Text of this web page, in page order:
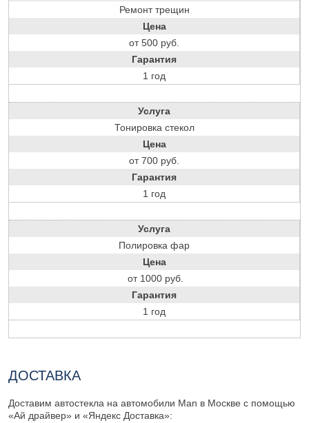
Ремонт трещин
Цена
от 500 руб.
Гарантия
1 год
Услуга
Тонировка стекол
Цена
от 700 руб.
Гарантия
1 год
Услуга
Полировка фар
Цена
от 1000 руб.
Гарантия
1 год
ДОСТАВКА
Доставим автостекла на автомобили Man в Москве с помощью
«Ай драйвер» и «Яндекс Доставка»: